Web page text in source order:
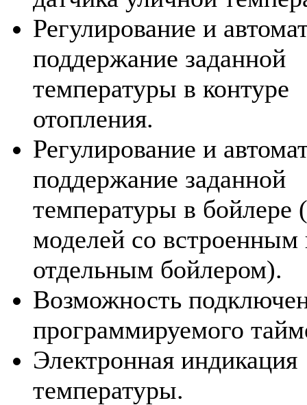
Регулирование и
поддержание заданной
температуры в контуре
отопления.
Регулирование и
поддержание заданной
температуры в бойлере
моделей со встроенным
отдельным бойлером).
Возможность
программируемого
Электронная индикация
температуры.